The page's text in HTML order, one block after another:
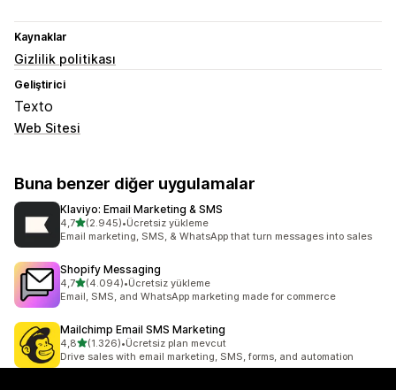
Kaynaklar
Gizlilik politikası
Geliştirici
Texto
Web Sitesi
Buna benzer diğer uygulamalar
Klaviyo: Email Marketing & SMS
4,75 yıldız üzerinden
(2.945)
toplam 2945 değerlendirme
•Ücretsiz yükleme
Email marketing, SMS, & WhatsApp that turn messages into sales
Shopify Messaging
4,75 yıldız üzerinden
(4.094)
toplam 4094 değerlendirme
•Ücretsiz yükleme
Email, SMS, and WhatsApp marketing made for commerce
Mailchimp Email SMS Marketing
4,85 yıldız üzerinden
(1.326)
toplam 1326 değerlendirme
•Ücretsiz plan mevcut
Drive sales with email marketing, SMS, forms, and automation